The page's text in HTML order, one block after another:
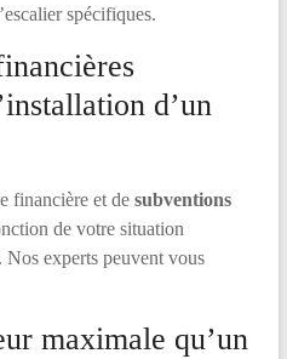
spécifiques.
d’un
financière et de subventions
de votre situation
experts peuvent vous
maximale qu’un